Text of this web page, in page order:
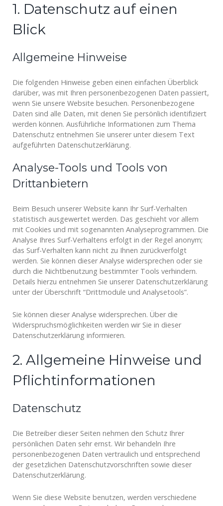
1. Datenschutz auf einen
Blick
Allgemeine Hinweise
Die folgenden Hinweise geben einen einfachen Überblick
darüber, was mit Ihren personenbezogenen Daten passiert,
wenn Sie unsere Website besuchen. Personenbezogene
Daten sind alle Daten, mit denen Sie persönlich identifiziert
werden können. Ausführliche Informationen zum Thema
Datenschutz entnehmen Sie unserer unter diesem Text
aufgeführten Datenschutzerklärung.
Analyse-Tools und Tools von
Drittanbietern
Beim Besuch unserer Website kann Ihr Surf-Verhalten
statistisch ausgewertet werden. Das geschieht vor allem
mit Cookies und mit sogenannten Analyseprogrammen. Die
Analyse Ihres Surf-Verhaltens erfolgt in der Regel anonym;
das Surf-Verhalten kann nicht zu Ihnen zurückverfolgt
werden. Sie können dieser Analyse widersprechen oder sie
durch die Nichtbenutzung bestimmter Tools verhindern.
Details hierzu entnehmen Sie unserer Datenschutzerklärung
unter der Überschrift “Drittmodule und Analysetools”.
Sie können dieser Analyse widersprechen. Über die
Widerspruchsmöglichkeiten werden wir Sie in dieser
Datenschutzerklärung informieren.
2. Allgemeine Hinweise und
Pflichtinformationen
Datenschutz
Die Betreiber dieser Seiten nehmen den Schutz Ihrer
persönlichen Daten sehr ernst. Wir behandeln Ihre
personenbezogenen Daten vertraulich und entsprechend
der gesetzlichen Datenschutzvorschriften sowie dieser
Datenschutzerklärung.
Wenn Sie diese Website benutzen, werden verschiedene